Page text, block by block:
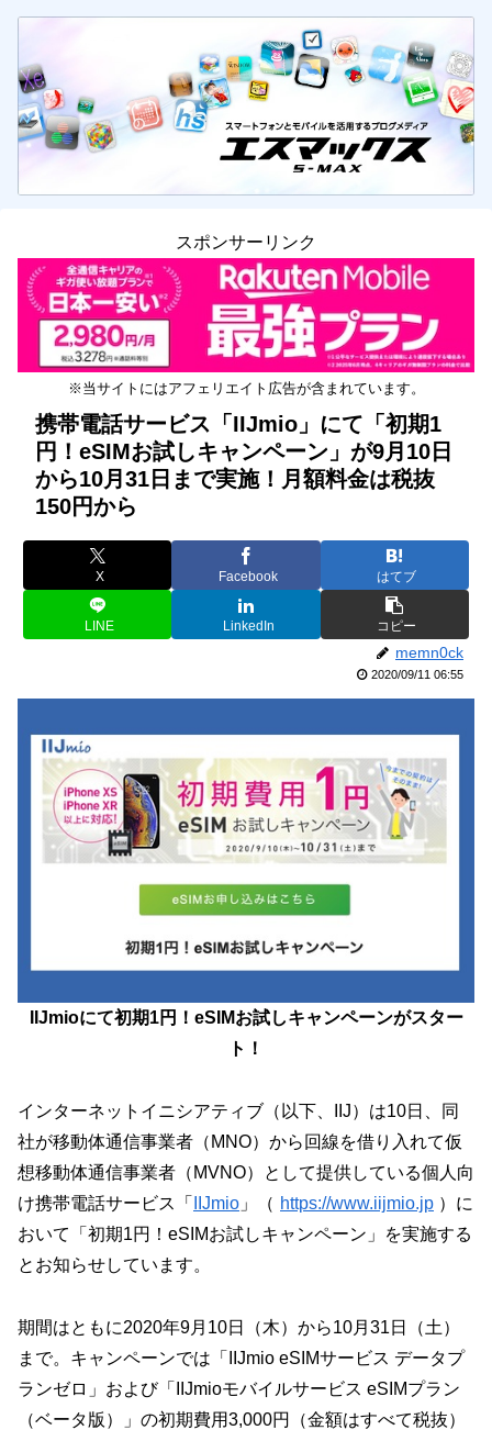
スポンサーリンク
※当サイトにはアフェリエイト広告が含まれています。
携帯電話サービス「IIJmio」にて「初期1
円！eSIMお試しキャンペーン」が9月10日
から10月31日まで実施！月額料金は税抜
150円から
X Facebook はてブ
LINE LinkedIn コピー
memn0ck
2020/09/11 06:55
IIJmioにて初期1円！eSIMお試しキャンペーンがスター
ト！
インターネットイニシアティブ（以下、IIJ）は10日、同
社が移動体通信事業者（MNO）から回線を借り入れて仮
想移動体通信事業者（MVNO）として提供している個人向
け携帯電話サービス「
IIJmio 」（ https://www.iijmio.jp ）に
おいて「初期1円！eSIMお試しキャンペーン」を実施する
とお知らせしています。
期間はともに2020年9月10日（木）から10月31日（土）
まで。キャンペーンでは「IIJmio eSIMサービス データプ
ランゼロ」および「IIJmioモバイルサービス eSIMプラン
（ベータ版）」の初期費用3,000円（金額はすべて税抜）